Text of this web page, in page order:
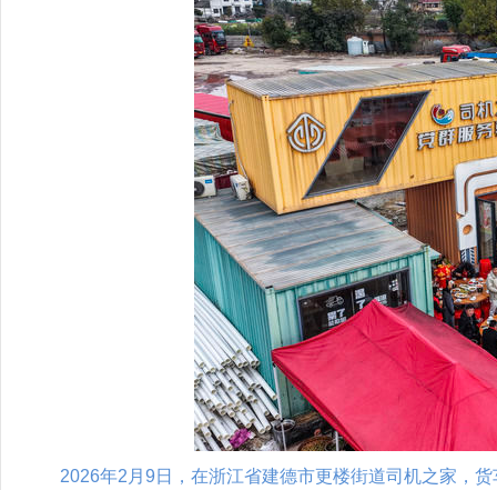
2026年2月9日，在浙江省建德市更楼街道司机之家，